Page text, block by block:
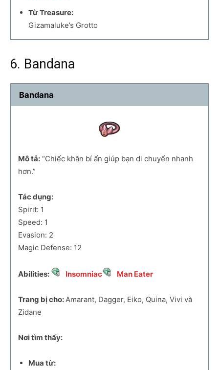
Từ Treasure:
Gizamaluke’s Grotto
6. Bandana
Bandana
Mô tả: “Chiếc khăn bí ẩn giúp bạn di chuyển nhanh
hơn.”
Tác dụng:
Spirit: 1
Speed: 1
Evasion: 2
Magic Defense: 12
Abilities: Insomniac Man Eater
Trang bị cho: Amarant, Dagger, Eiko, Quina, Vivi và
Zidane
Nơi tìm thấy:
Mua từ: